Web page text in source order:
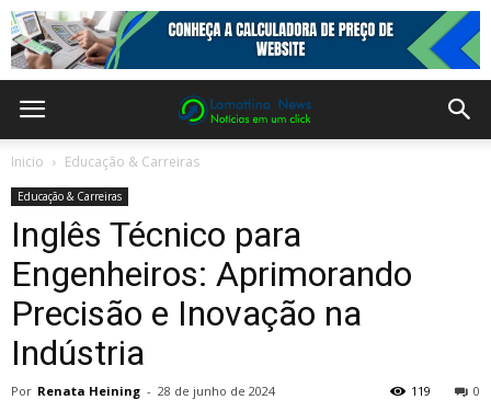
Inicio Educação & Carreiras
Educação & Carreiras
Inglês Técnico para
Engenheiros: Aprimorando
Precisão e Inovação na
Indústria
Por Renata Heining - 28 de junho de 2024 0
119